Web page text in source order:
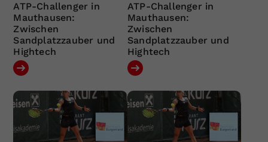
ATP-Challenger in
Mauthausen:
Zwischen
Sandplatzzauber und
Hightech
ATP-Challenger in
Mauthausen:
Zwischen
Sandplatzzauber und
Hightech